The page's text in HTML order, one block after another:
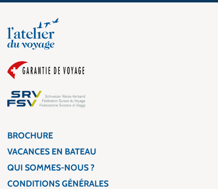
BROCHURE
VACANCES EN BATEAU
QUI SOMMES-NOUS ?
CONDITIONS GÉNÉRALES